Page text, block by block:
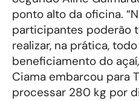
ponto alto da oficina.
participantes poderão
realizar, na prática,
beneficiamento do
Ciama embarcou para
processar 280 kg por